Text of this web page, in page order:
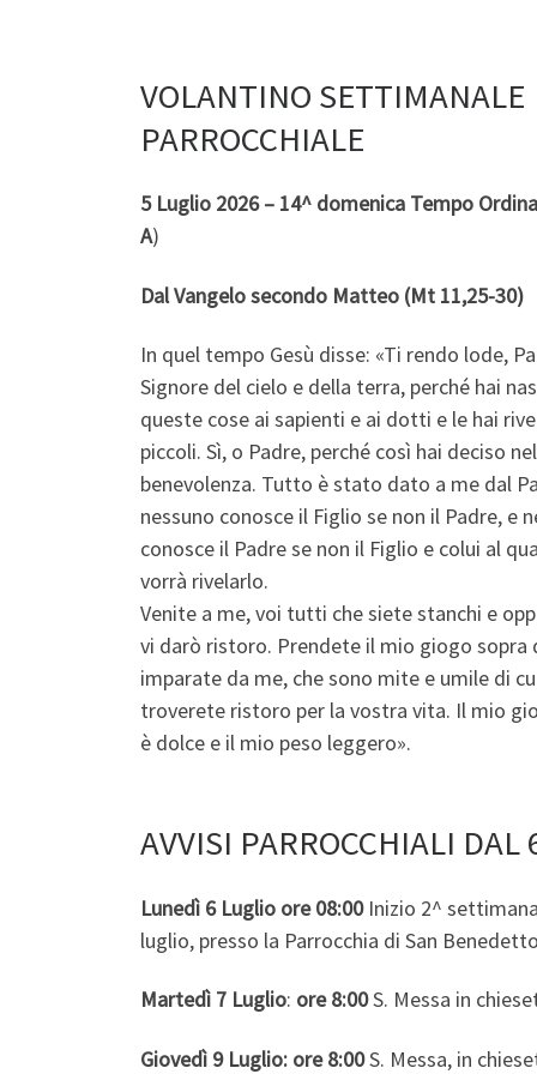
VOLANTINO SETTIMANALE
PARROCCHIALE
5 Luglio 2026 – 14^ domenica Tempo
A)
Dal Vangelo secondo Matteo (Mt 11,25-30)
In quel tempo Gesù disse: «Ti rendo lode,
Signore del cielo e della terra, perché hai
queste cose ai sapienti e ai dotti e le hai
piccoli. Sì, o Padre, perché così hai deciso
benevolenza. Tutto è stato dato a me dal
nessuno conosce il Figlio se non il Padre, e
conosce il Padre se non il Figlio e colui al
vorrà rivelarlo.
Venite a me, voi tutti che siete stanchi e
vi darò ristoro. Prendete il mio giogo sopra
imparate da me, che sono mite e umile di
troverete ristoro per la vostra vita. Il mio
è dolce e il mio peso leggero».
AVVISI PARROCCHIALI DAL
Lunedì 6 Luglio ore 08:00Inizio 2^
luglio, presso la Parrocchia di San
Martedì 7 Luglio: ore 8:00S. Messa in
Giovedì 9 Luglio: ore 8:00S. Messa, in